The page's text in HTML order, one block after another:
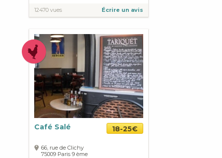
12470 vues Écrire un avis
Café Salé 18-25€
66, rue de Clichy
75009 Paris 9 ème